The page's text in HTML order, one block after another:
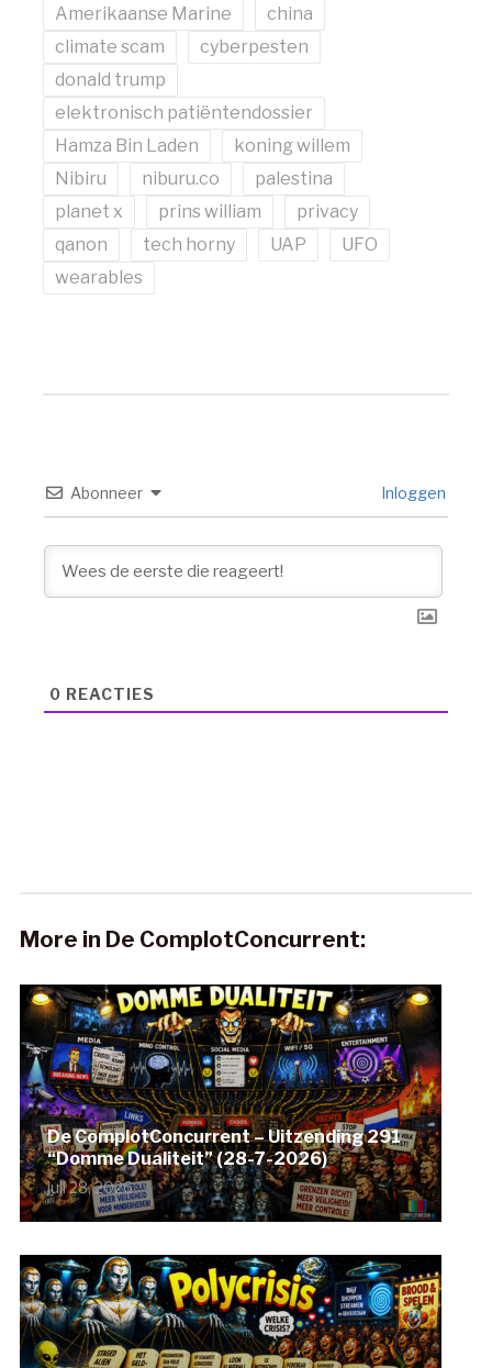
Amerikaanse Marine
china
climate scam
cyberpesten
donald trump
elektronisch patiëntendossier
Hamza Bin Laden
koning willem
Nibiru
niburu.co
palestina
planet x
prins william
privacy
qanon
tech horny UAP
UFO
wearables
Abonneer Inloggen
0 REACTIES
More in De ComplotConcurrent:
De ComplotConcurrent – Uitzending 291
“Domme Dualiteit” (28-7-2026)
juli 28, 2026